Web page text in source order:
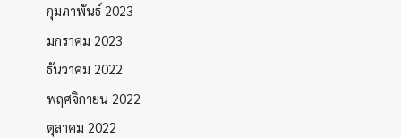
กุมภาพันธ์ 2023
มกราคม 2023
ธันวาคม 2022
พฤศจิกายน 2022
ตุลาคม 2022